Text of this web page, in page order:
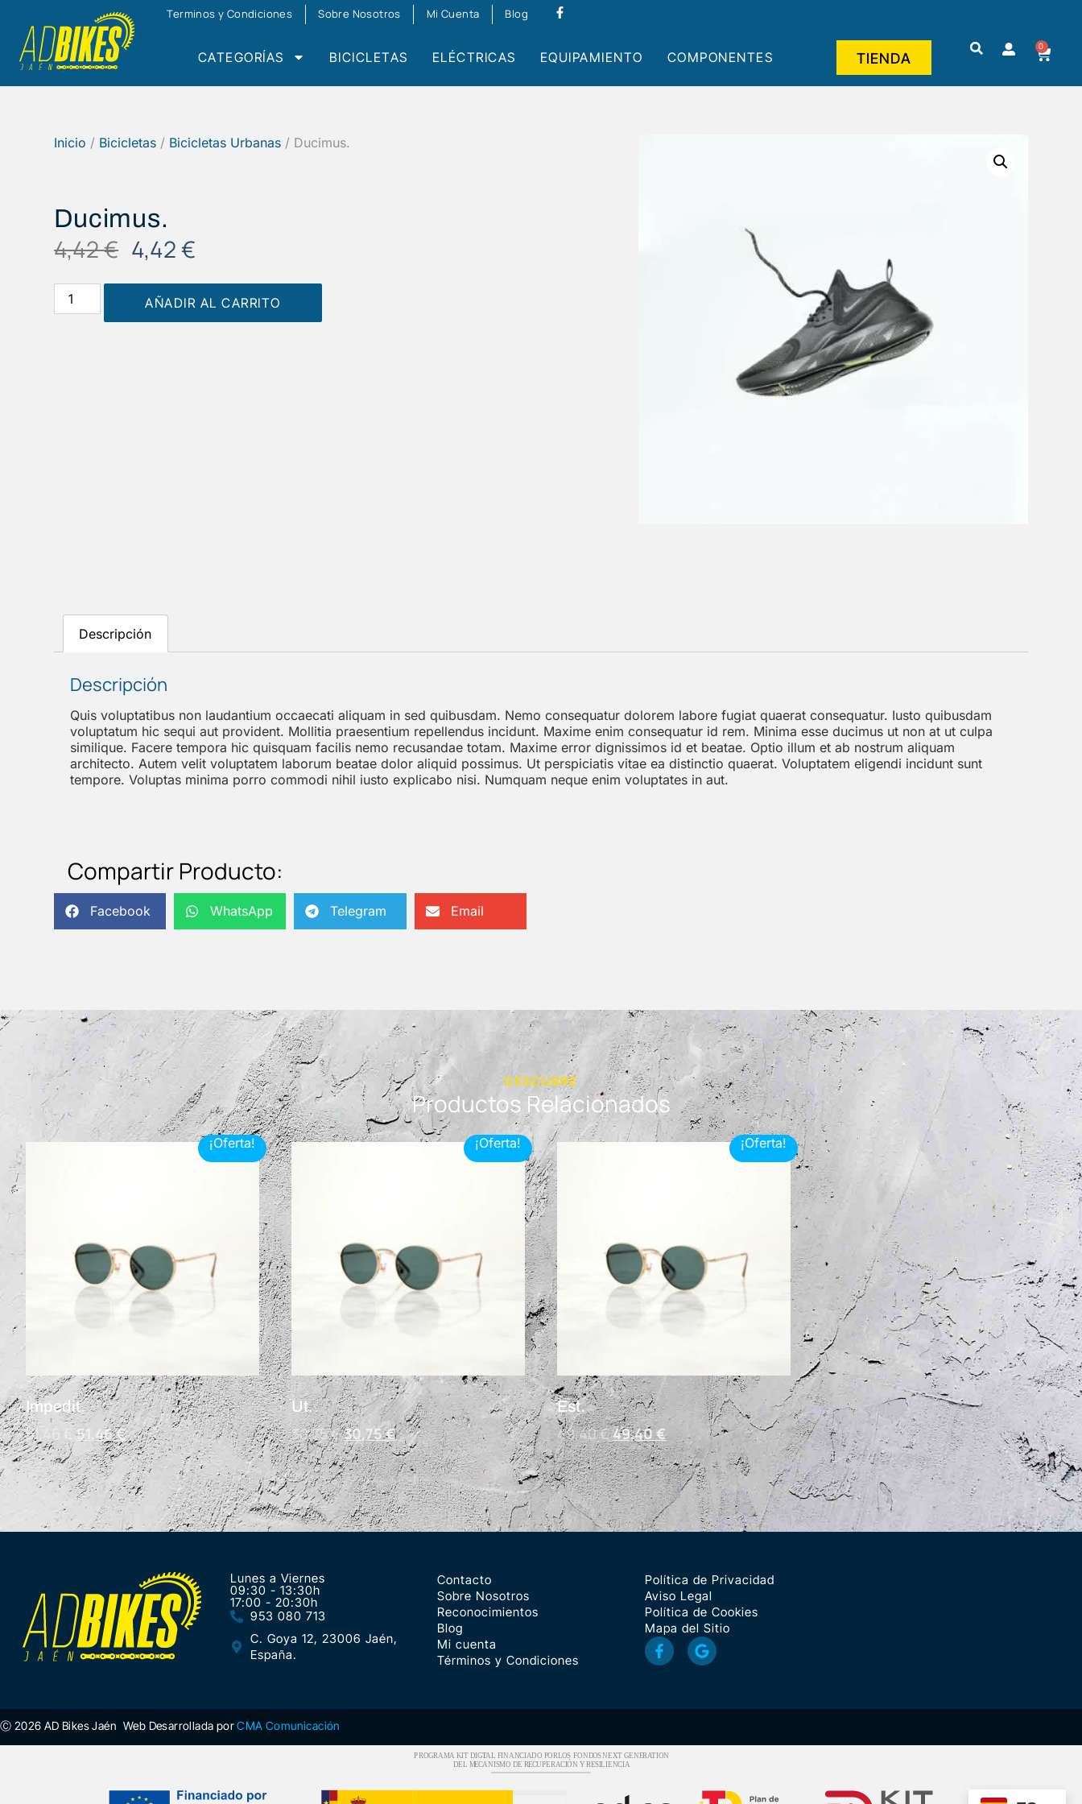
Terminos y Condiciones Sobre Nosotros Mi Cuenta Blog
CATEGORÍAS BICICLETAS ELÉCTRICAS EQUIPAMIENTO COMPONENTES TIENDA
0
Inicio / Bicicletas / Bicicletas Urbanas / Ducimus.
Ducimus.
4,42€ 4,42€
AÑADIR AL CARRITO
Descripción
Descripción
Quis voluptatibus non laudantium occaecati aliquam in sed quibusdam. Nemo consequatur dolorem labore fugiat quaerat consequatur. Iusto quibusdam
voluptatum hic sequi aut provident. Mollitia praesentium repellendus incidunt. Maxime enim consequatur id rem. Minima esse ducimus ut non at ut culpa
similique. Facere tempora hic quisquam facilis nemo recusandae totam. Maxime error dignissimos id et beatae. Optio illum et ab nostrum aliquam
architecto. Autem velit voluptatem laborum beatae dolor aliquid possimus. Ut perspiciatis vitae ea distinctio quaerat. Voluptatem eligendi incidunt sunt
tempore. Voluptas minima porro commodi nihil iusto explicabo nisi. Numquam neque enim voluptates in aut.
Compartir Producto:
Facebook WhatsApp Telegram Email
DESCUBRE
Productos Relacionados
¡Oferta!
Impedit.
51,46 € 51,46€
¡Oferta!
Ut.
30,75€30,75€
¡Oferta!
Est.
49,40€49,40€
Lunes a Viernes
09:30 - 13:30h
17:00 - 20:30h
953 080 713
C. Goya 12, 23006 Jaén,
España.
Contacto
Sobre Nosotros
Reconocimientos
Blog
Mi cuenta
Términos y Condiciones
Política de Privacidad
Aviso Legal
Política de Cookies
Mapa del Sitio
Ⓒ 2026 AD Bikes Jaén Web Desarrollada porCMA Comunicación